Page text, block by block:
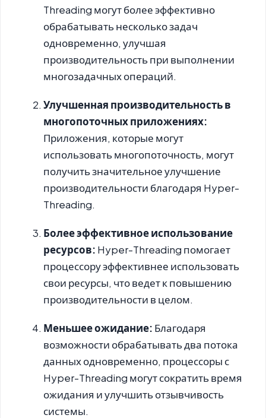
Threading могут более эффективно
обрабатывать несколько задач
одновременно, улучшая
производительность при выполнении
многозадачных операций.
Улучшенная производительность в
многопоточных приложениях:
Приложения, которые могут
использовать многопоточность, могут
получить значительное улучшение
производительности благодаря Hyper-
Threading.
Более эффективное использование
ресурсов: Hyper-Threading помогает
процессору эффективнее использовать
свои ресурсы, что ведет к повышению
производительности в целом.
Меньшее ожидание: Благодаря
возможности обрабатывать два потока
данных одновременно, процессоры с
Hyper-Threading могут сократить время
ожидания и улучшить отзывчивость
системы.